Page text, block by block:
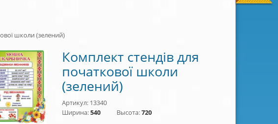
школи (зелений)
Комплект стендів для
початкової школи
(зелений)
Артикул: 13340
Ширина:540 Высота:720